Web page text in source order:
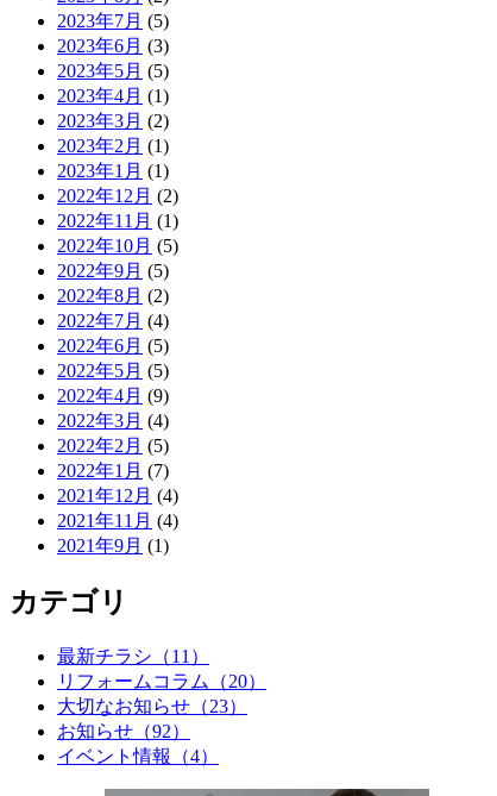
2023年7月 (5)
2023年6月 (3)
2023年5月 (5)
2023年4月 (1)
2023年3月 (2)
2023年2月 (1)
2023年1月 (1)
2022年12月 (2)
2022年11月 (1)
2022年10月 (5)
2022年9月 (5)
2022年8月 (2)
2022年7月 (4)
2022年6月 (5)
2022年5月 (5)
2022年4月 (9)
2022年3月 (4)
2022年2月 (5)
2022年1月 (7)
2021年12月 (4)
2021年11月 (4)
2021年9月 (1)
カテゴリ
最新チラシ（11）
リフォームコラム（20）
大切なお知らせ（23）
お知らせ（92）
イベント情報（4）